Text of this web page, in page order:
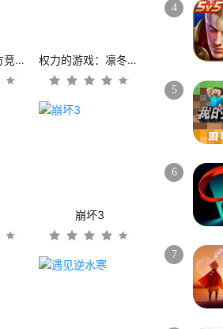
跑跑卡丁车官方竞速版 权力的游戏：凛冬将至
崩坏3
4
5
6
7